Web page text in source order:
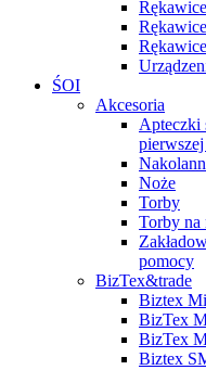
ŚOI
Akcesoria
Apteczki
Noże
Torby
Torby na
pomocy
BizTex&trade
Biztex
BizTex
BizTex
Biztex